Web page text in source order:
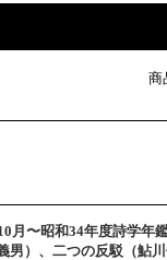
商
月〜昭和34年度詩学年
男）、二つの反駁（鮎